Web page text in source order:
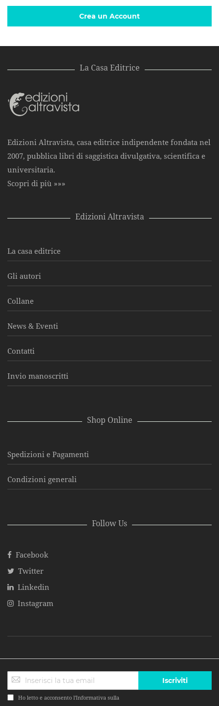
Crea un Account
La Casa Editrice
Edizioni Altravista, casa editrice indipendente fondata nel
2007, pubblica libri di saggistica divulgativa, scientifica e
universitaria.
Scopri di più »»»
Edizioni Altravista
La casa editrice
Gli autori
Collane
News & Eventi
Contatti
Invio manoscritti
Shop Online
Spedizioni e Pagamenti
Condizioni generali
Follow Us
Facebook
Twitter
Linkedin
Instagram
Ho letto e acconsento l'Informativa sulla
Iscriviti